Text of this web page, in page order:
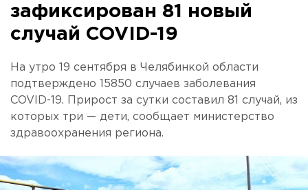
зафиксирован 81 новый
случай COVID-19
На утро 19 сентября в Челябинкой области
подтверждено 15850 случаев заболевания
COVID-19. Прирост за сутки составил 81 случай, из
которых три — дети, сообщает министерство
здравоохранения региона.